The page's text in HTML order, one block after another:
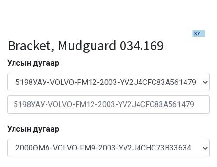
Bracket, Mudguard 034.169
Улсын дугаар
Улсын дугаар